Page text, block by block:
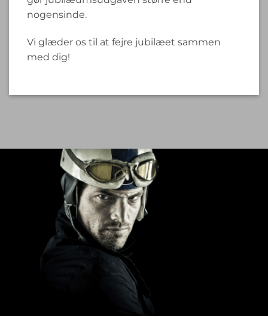
nogensinde.
Vi glæder os til at fejre jubilæet sammen
med dig!